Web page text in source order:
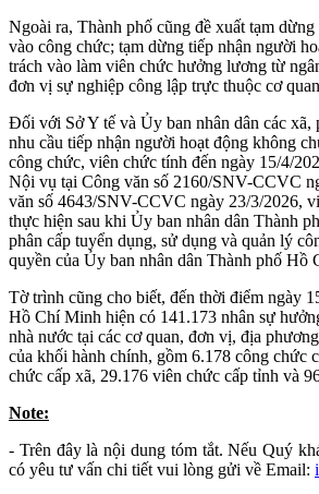
Ngoài ra, Thành phố cũng đề xuất tạm
vào công chức; tạm dừng tiếp nhận người
trách vào làm viên chức hưởng lương từ
đơn vị sự nghiệp công lập trực thuộc cơ
Đối với Sở Y tế và Ủy ban nhân dân các xã,
nhu cầu tiếp nhận người hoạt động không
công chức, viên chức tính đến ngày 15/4/
Nội vụ tại Công văn số 2160/SNV-CCVC
văn số 4643/SNV-CCVC ngày 23/3/2026,
thực hiện sau khi Ủy ban nhân dân Thành
phân cấp tuyển dụng, sử dụng và quản lý
quyền của Ủy ban nhân dân Thành phố Hồ
Tờ trình cũng cho biết, đến thời điểm ngày
Hồ Chí Minh hiện có 141.173 nhân sự
nhà nước tại các cơ quan, đơn vị, địa
của khối hành chính, gồm 6.178 công chức
chức cấp xã, 29.176 viên chức cấp tỉnh và
Note:
- Trên đây là nội dung tóm tắt. Nếu Quý
có yêu tư vấn chi tiết vui lòng gửi về Email: